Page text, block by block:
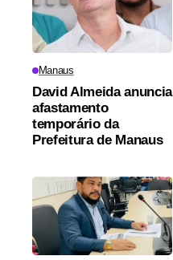
Manaus
David Almeida anuncia
afastamento
temporário da
Prefeitura de Manaus